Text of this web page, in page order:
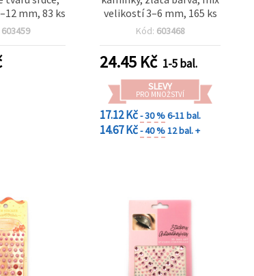
mm, 83 ks
603459
velikostí 3–6 mm, 165 ks
Kód: 603468
24.45 Kč 1-5 bal.
SLEVY
PRO MNOŽSTVÍ
17.12 Kč- 30 %6-11 bal.
14.67 Kč- 40 %12 bal. +